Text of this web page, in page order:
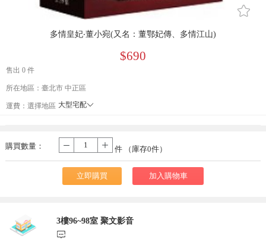
󰄔
多情皇妃‧董小宛(又名：董鄂妃傳、多情江山)
$690
售出 0 件
所在地區：臺北市 中正區
運費： 選擇地區 大型宅配󰄘
購買數量：
- 件 （庫存0件）
立即購買 加入購物車
3樓96~98室 聚文影音
󰃨